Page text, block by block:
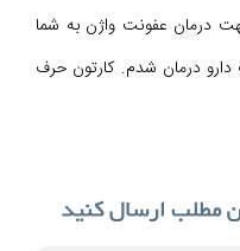
درمان عفونت واژن به شما
درمان شدم. کارتون حرف